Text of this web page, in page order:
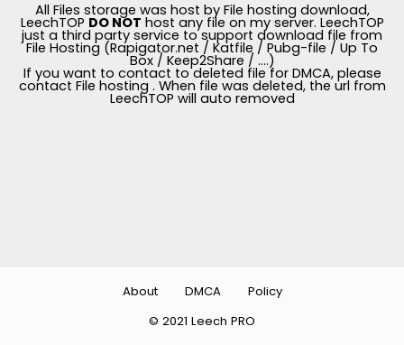
All Files storage was host by File hosting download,
LeechTOP DO NOT host any file on my server. LeechTOP
just a third party service to support download file from
File Hosting (Rapigator.net / Katfile / Pubg-file / Up To
Box / Keep2Share / ....)
If you want to contact to deleted file for DMCA, please
contact File hosting . When file was deleted, the url from
LeechTOP will auto removed
© 2021 Leech PRO
About DMCA Policy